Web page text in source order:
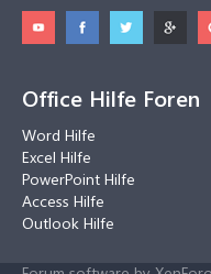
Office Hilfe Foren
Word Hilfe
Excel Hilfe
PowerPoint Hilfe
Access Hilfe
Outlook Hilfe